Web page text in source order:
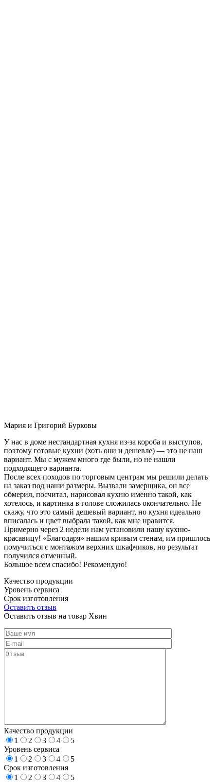
Мария и Григорий Бурковы
У нас в доме нестандартная кухня из-за короба и выступов,
поэтому готовые кухни (хоть они и дешевле) — это не наш
вариант. Мы с мужем много где были, но не нашли
подходящего варианта.
После всех походов по торговым центрам мы решили делать
на заказ под наши размеры. Вызвали замерщика, он все
обмерил, посчитал, нарисовал кухню именно такой, как
хотелось, и картинка в голове сложилась окончательно. Не
скажу, что это самый дешевый вариант, но кухня идеально
вписалась и цвет выбрала такой, как мне нравится.
Примерно через 2 недели нам установили нашу кухню-
красавицу! «Благодаря» нашим кривым стенам, им пришлось
помучиться с монтажом верхних шкафчиков, но результат
получился отменный.
Большое всем спасибо! Рекомендую!
Качество продукции
Уровень сервиса
Срок изготовления
Оставить отзыв
Оставить отзыв на товар Хвин
Качество продукции
1
2 3 4
5
Уровень сервиса
1
2 3 4
5
Срок изготовления
1
2 3 4
5